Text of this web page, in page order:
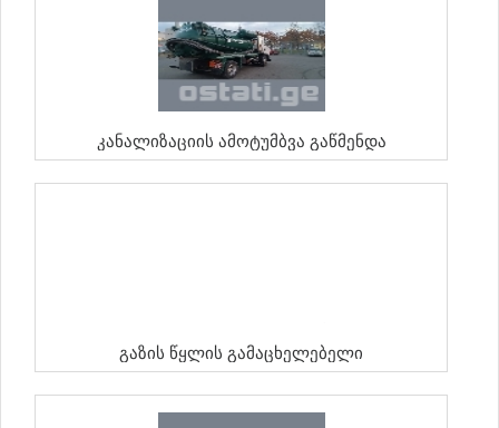
Კანალიზაციის Ამოტუმბვა Გაწმენდა
Გაზის Წყლის Გამაცხელებელი